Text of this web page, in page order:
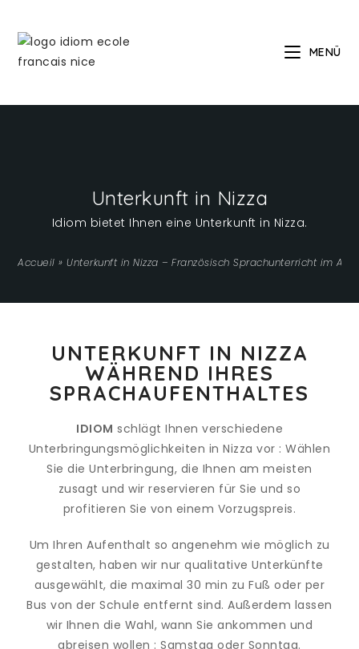
MENÜ
Unterkunft in Nizza
Idiom bietet Ihnen eine Unterkunft in Nizza.
Accueil »Unterkunft in Nizza – Französisch Sprachunterricht im
UNTERKUNFT IN NIZZA
WÄHREND IHRES
SPRACHAUFENTHALTES
IDIOM schlägt Ihnen verschiedene
Unterbringungsmöglichkeiten in Nizza vor : Wählen
Sie die Unterbringung, die Ihnen am meisten
zusagt und wir reservieren für Sie und so
profitieren Sie von einem Vorzugspreis.
Um Ihren Aufenthalt so angenehm wie möglich zu
gestalten, haben wir nur qualitative Unterkünfte
ausgewählt, die maximal 30 min zu Fuß oder per
Bus von der Schule entfernt sind. Außerdem lassen
wir Ihnen die Wahl, wann Sie ankommen und
abreisen wollen : Samstag oder Sonntag.